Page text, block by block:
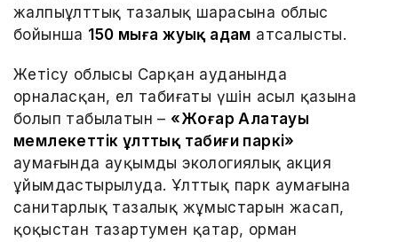
жалпыұлттық тазалық шарасына облыс
бойынша 150 мыңға жуық адам атсалысты.
Жетісу облысы Сарқан ауданында
орналасқан, ел табиғаты үшін асыл қазына
болып табылатын – «Жоңғар Алатауы
мемлекеттік ұлттық табиғи паркі»
аумағында ауқымды экологиялық акция
ұйымдастырылуда. Ұлттық парк аумағына
санитарлық тазалық жұмыстарын жасап,
қоқыстан тазартумен қатар, орман